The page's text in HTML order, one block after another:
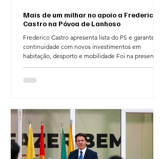
Mais de um milhar no apoio a Frederico
Castro na Póvoa de Lanhoso
Frederico Castro apresenta lista do PS e garante
continuidade com novos investimentos em
habitação, desporto e mobilidade Foi na presença...